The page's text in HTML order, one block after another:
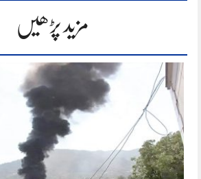
مزید پڑھیں